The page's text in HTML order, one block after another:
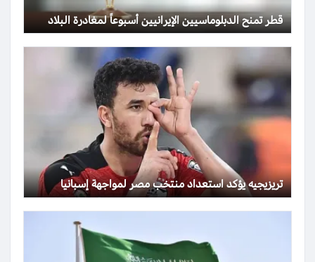
قطر تمنح الدبلوماسيين الإيرانيين أسبوعاً لمغادرة البلاد
تريزيجيه يؤكد استعداد منتخب مصر لمواجهة إسبانيا